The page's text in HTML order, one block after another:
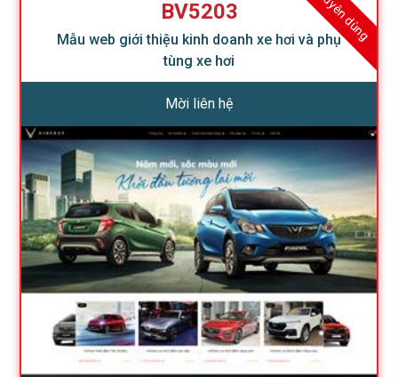
Khuyên dùng
BV5203
Mẫu web giới thiệu kinh doanh xe hơi và phụ
tùng xe hơi
Mời liên hệ